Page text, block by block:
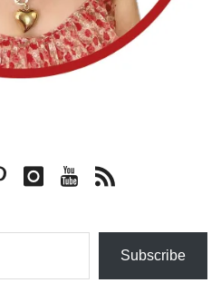
Subscribe